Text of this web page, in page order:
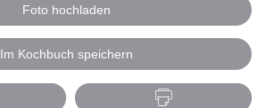
Foto hochladen
Im Kochbuch speichern